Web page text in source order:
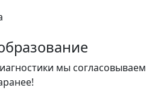
мы согласовываем